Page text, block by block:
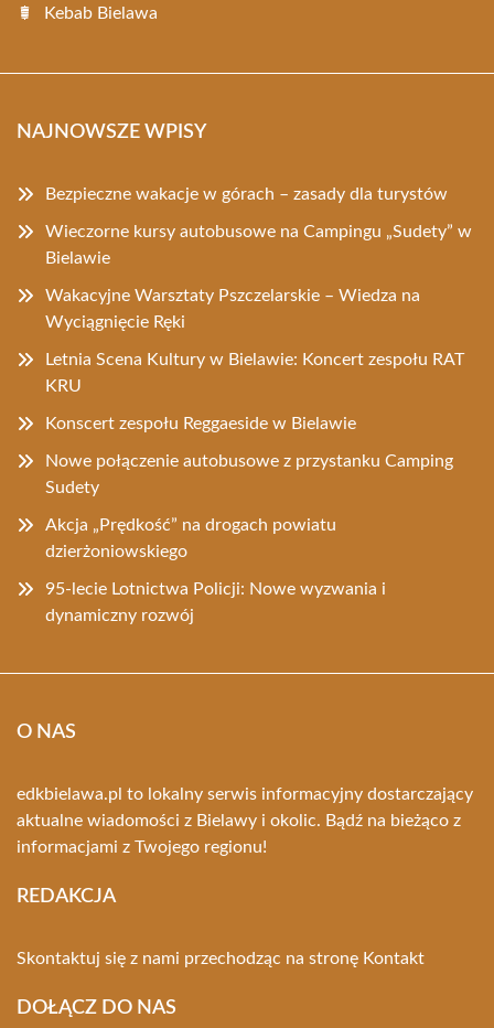
Kebab Bielawa
NAJNOWSZE WPISY
Bezpieczne wakacje w górach – zasady dla turystów
Wieczorne kursy autobusowe na Campingu „Sudety” w
Bielawie
Wakacyjne Warsztaty Pszczelarskie – Wiedza na
Wyciągnięcie Ręki
Letnia Scena Kultury w Bielawie: Koncert zespołu RAT
KRU
Konscert zespołu Reggaeside w Bielawie
Nowe połączenie autobusowe z przystanku Camping
Sudety
Akcja „Prędkość” na drogach powiatu
dzierżoniowskiego
95-lecie Lotnictwa Policji: Nowe wyzwania i
dynamiczny rozwój
O NAS
edkbielawa.pl to lokalny serwis informacyjny dostarczający
aktualne wiadomości z Bielawy i okolic. Bądź na bieżąco z
informacjami z Twojego regionu!
REDAKCJA
Skontaktuj się z nami przechodząc na stronę Kontakt
DOŁĄCZ DO NAS